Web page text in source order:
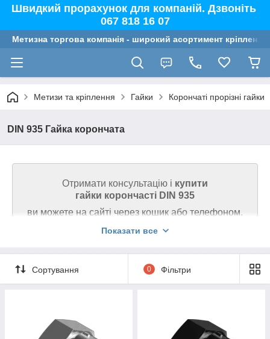
Швидкий прорахунок для компаній. Дзвоніть
067 818 16 07
Метизна торгова компанія - широкий асортимент
Метизи та кріплення Гайки Корончаті прорізні гайки
DIN 935 Гайка корончата
Отримати консультацію і купити
гайки корончасті DIN 935
ви можете на сайті через кошик або телефоном.
Телефонуйте 067 818 16 07
Показати все
Сортування 0 Фільтри